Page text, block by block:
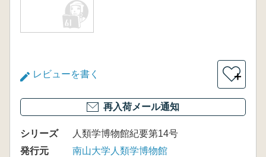
レビューを書く ＋
再入荷メール通知
シリーズ
人類学博物館紀要第14号
発行元
南山大学人類学博物館